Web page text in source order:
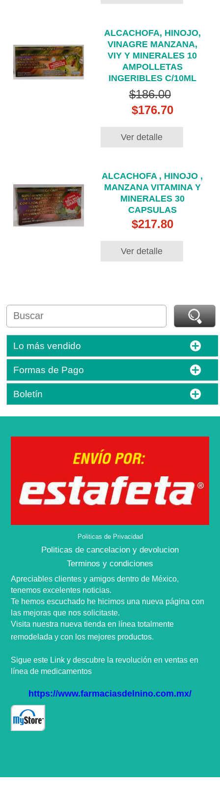
ALCACHOFA, HINOJO,
VINAGRE MANZANA,
VIY Y MINERALES 10
AMPOLLETAS
INGERIBLES C/10ML
$186.00
$176.70
Ver detalle
ALCACHOFA , HINOJO ,
MANZANA VITAMINA Y
MINERALES 30
CAPSULAS
$217.80
Ver detalle
Lo más vendido
Formas de Pago
Boletín
Politicas de Privacidad
Politicas de cancelacion y devolucion
Terminos y condiciones
Apreciables clientes y amigos dentro de México,
tenemos excelentes noticias.
Te hemos escuchado he hicimos una nueva página con
las mejoras que nossolicitaste.
Visita nuestra nueva tienda en línea totalmente
remodelada y con los mejores productos.
Sigue este Link y descubre la revolución en ventas en
línea de medicamentos
https://www.farmaciasdelnino.com.mx/